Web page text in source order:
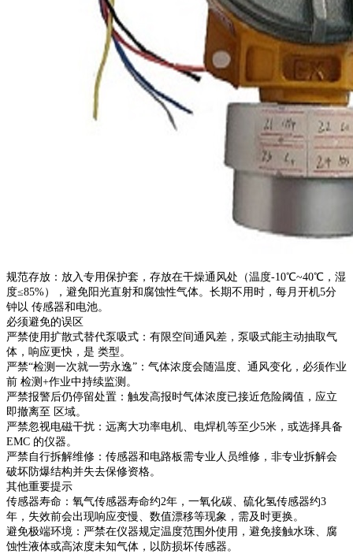
‌规范存放‌：放入专用保护套，存放在干燥通风处（温度-10℃~40℃，湿
度≤85%），避免阳光直射和腐蚀性气体。长期不用时，每月开机5分
钟以 传感器和电池。
‌必须避免的误区‌
‌严禁使用扩散式替代泵吸式‌：有限空间通风差，泵吸式能主动抽取气
体，响应更快，是 类型。
‌严禁“检测一次就一劳永逸”‌：气体浓度会随温度、通风变化，必须作业
前 检测+作业中持续监测。
‌严禁报警后仍停留处置‌：触发高报时气体浓度已接近危险阈值，应立
即撤离至 区域。
‌严禁忽视电磁干扰‌：远离大功率电机、电焊机等至少5米，或选择具备
EMC 的仪器。
‌严禁自行拆解维修‌：传感器和电路板需专业人员维修，非专业拆解会
破坏防爆结构并失去保修资格。
‌其他重要提示‌
‌传感器寿命‌：氧气传感器寿命约2年，一氧化碳、硫化氢传感器约3
年，失效前会出现响应变慢、数值漂移等现象，需及时更换。
‌避免极端环境‌：严禁在仪器规定温度范围外使用，避免接触水珠、腐
蚀性液体或高浓度未知气体，以防损坏传感器。